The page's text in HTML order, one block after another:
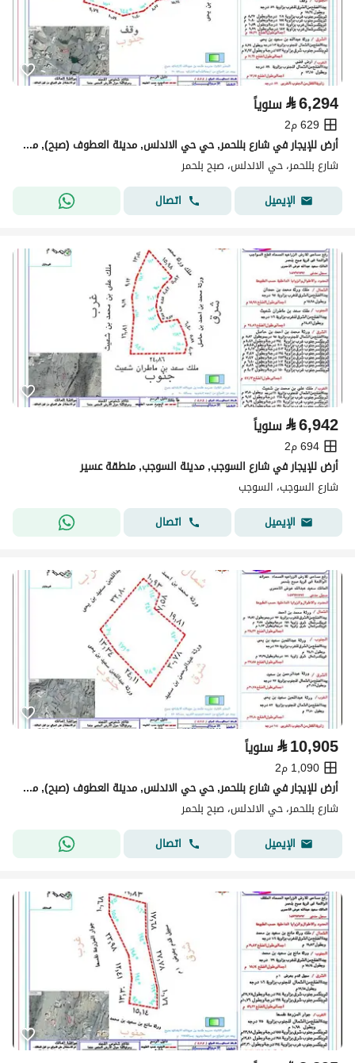
⃁6,294 سنوياً
629 م2
أرض للإيجار في شارع بللحمر, حي حي الاندلس, مدينة العطوف (صبح), منطقة عسير
شارع بللحمر، حي الاندلس، صبح بلحمر
الإيميل
اتصال
⃁6,942 سنوياً
694 م2
أرض للإيجار في شارع السوجب, مدينة السوجب, منطقة عسير
شارع السوجب، السوجب
الإيميل
اتصال
⃁10,905 سنوياً
1,090 م2
أرض للإيجار في شارع بللحمر, حي حي الاندلس, مدينة العطوف (صبح), منطقة عسير
شارع بللحمر، حي الاندلس، صبح بلحمر
الإيميل
اتصال